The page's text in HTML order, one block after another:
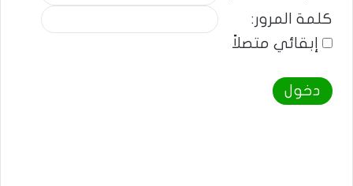
كلمة المرور:
إبقائي متصلاً
دخول